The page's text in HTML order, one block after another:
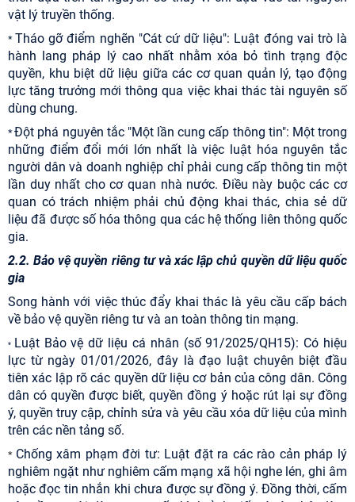
vật lý truyền thống.
* Tháo gỡ điểm nghẽn "Cát cứ dữ liệu": Luật đóng vai trò là
hành lang pháp lý cao nhất nhằm xóa bỏ tình trạng độc
quyền, khu biệt dữ liệu giữa các cơ quan quản lý, tạo động
lực tăng trưởng mới thông qua việc khai thác tài nguyên số
dùng chung.
*Đột phá nguyên tắc "Một lần cung cấp thông tin": Một trong
những điểm đổi mới lớn nhất là việc luật hóa nguyên tắc
người dân và doanh nghiệp chỉ phải cung cấp thông tin một
lần duy nhất cho cơ quan nhà nước. Điều này buộc các cơ
quan có trách nhiệm phải chủ động khai thác, chia sẻ dữ
liệu đã được số hóa thông qua các hệ thống liên thông quốc
gia.
2.2. Bảo vệ quyền riêng tư và xác lập chủ quyền dữ liệu quốc
gia
Song hành với việc thúc đẩy khai thác là yêu cầu cấp bách
về bảo vệ quyền riêng tư và an toàn thông tin mạng.
* Luật Bảo vệ dữ liệu cá nhân (số 91/2025/QH15): Có hiệu
lực từ ngày 01/01/2026, đây là đạo luật chuyên biệt đầu
tiên xác lập rõ các quyền dữ liệu cơ bản của công dân. Công
dân có quyền được biết, quyền đồng ý hoặc rút lại sự đồng
ý, quyền truy cập, chỉnh sửa và yêu cầu xóa dữ liệu của mình
trên các nền tảng số.
* Chống xâm phạm đời tư: Luật đặt ra các rào cản pháp lý
nghiêm ngặt như nghiêm cấm mạng xã hội nghe lén, ghi âm
hoặc đọc tin nhắn khi chưa được sự đồng ý. Đồng thời, cấm